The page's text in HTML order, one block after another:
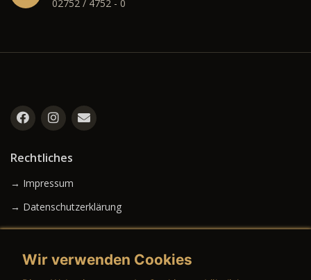
02752 / 4752 - 0
Rechtliches
→ Impressum
→ Datenschutzerklärung
Wir verwenden Cookies